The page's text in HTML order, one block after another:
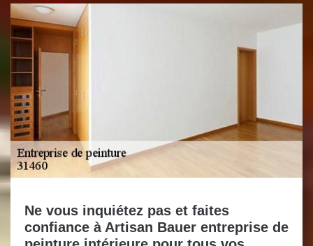
Ne vous inquiétez pas et faites
confiance à Artisan Bauer entreprise de